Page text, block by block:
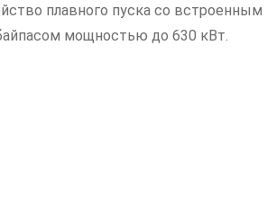
плавного пуска со встроенным
мощностью до 630 кВт.